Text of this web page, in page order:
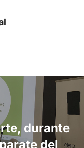
durante
del